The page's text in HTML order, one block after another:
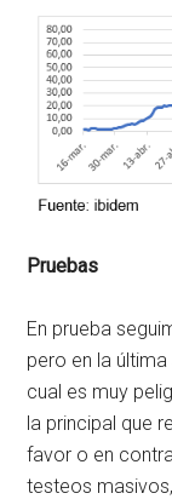
Pruebas
En prueba
pero en la
cual es muy
la principal que
favor o en
testeos